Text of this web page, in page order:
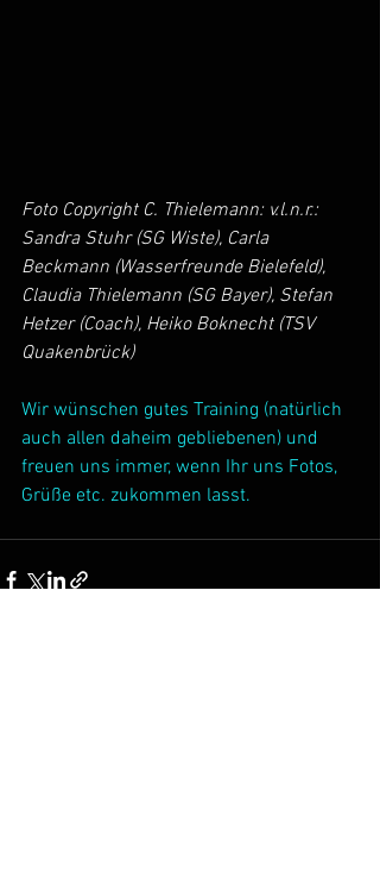
Foto Copyright C. Thielemann: v.l.n.r.:
Sandra Stuhr (SG Wiste), Carla
Beckmann (Wasserfreunde Bielefeld),
Claudia Thielemann (SG Bayer), Stefan
Hetzer (Coach), Heiko Boknecht (TSV
Quakenbrück)
Wir wünschen gutes Training (natürlich
auch allen daheim gebliebenen) und
freuen uns immer, wenn Ihr uns Fotos,
Grüße etc. zukommen lasst.